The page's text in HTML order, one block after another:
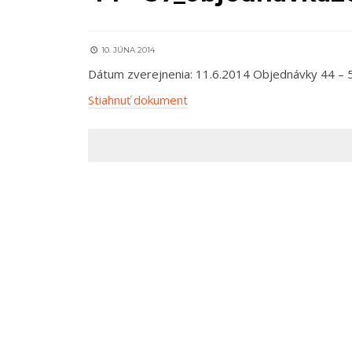
10. JÚNA 2014
Dátum zverejnenia: 11.6.2014 Objednávky 44 –
Stiahnuť dokument